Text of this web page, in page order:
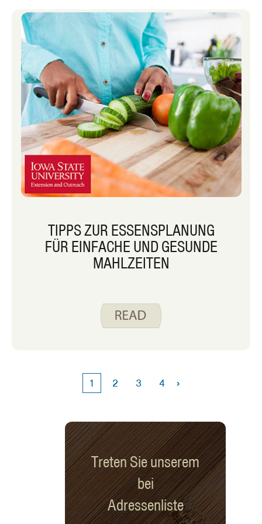
Speisepläne umfassen 3 Mahlzeiten
und 2 Snacks pro Tag und Rezepte sind
miteinander verknüpft. Wenn du dich
vegetarisch ernährst oder einfach nur
an eher pflanzlichen Rezepten
interessiert bist, gibt es einen ganzen
Kalender mit vegetarischen
Mahlzeiten und Snacks.
TIPPS ZUR ESSENSPLANUNG
FÜR EINFACHE UND GESUNDE
MAHLZEITEN
1 2 3 4 ›
Treten Sie unserem
bei
Adressenliste